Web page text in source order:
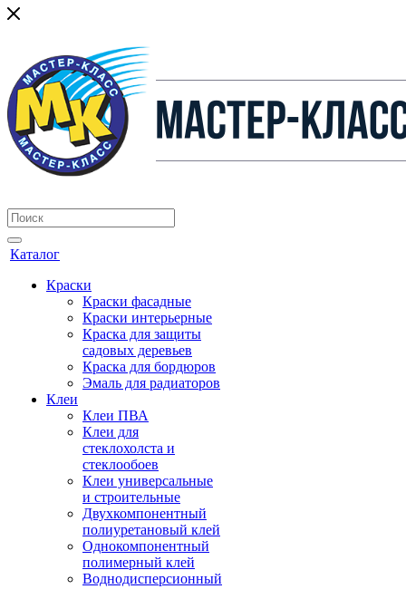
Каталог
Краски
Краски фасадные
Краски интерьерные
Краска для защиты
садовых деревьев
⁠Краска для бордюров
Эмаль для радиаторов
Клеи
Клеи ПВА
Клеи для
стеклохолста и
стеклообоев
Клеи универсальные
и строительные
Двухкомпонентный
полиуретановый клей
Однокомпонентный
полимерный клей
Воднодисперсионный